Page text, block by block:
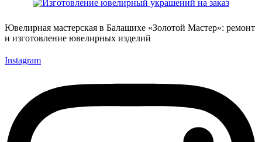
Ювелирная мастерская в Балашихе «Золотой Мастер»: ремонт
и изготовление ювелирных изделий
Instagram